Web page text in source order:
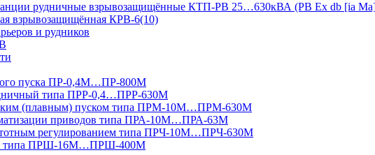
рудничные взрывозащищённые КТП-РВ 25…630кВА (РВ Ex db [ia
взрывозащищённая КРВ-6(10)
и рудников
пуска ПР-0,4М…ПР-800М
типа ПРР-0,4…ПРР-630М
(плавным) пуском типа ПРМ-10М…ПРМ-630М
приводов типа ПРА-10М…ПРА-63М
регулированием типа ПРЧ-10М…ПРЧ-630М
типа ПРШ-16М…ПРШ-400М